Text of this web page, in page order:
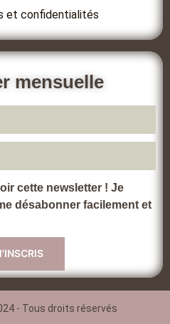
et confidentialités
mensuelle
cette newsletter ! Je
désabonner facilement et
- Tous droits réservés